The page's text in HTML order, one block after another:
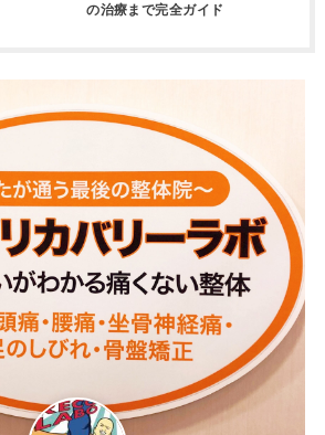
の治療まで完全ガイド